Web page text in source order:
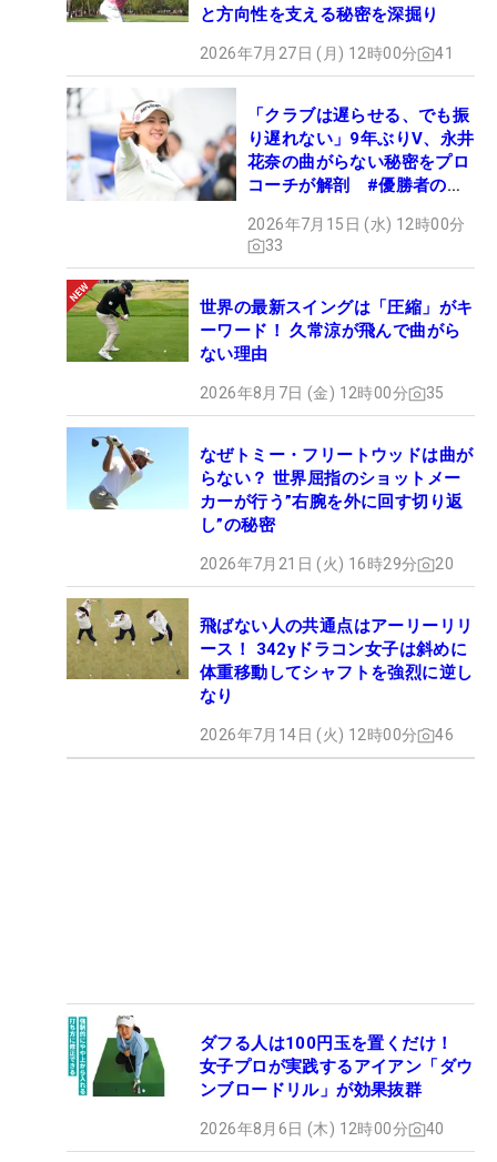
と方向性を支える秘密を深掘り
2026年7月27日 (月) 12時00分 41
「クラブは遅らせる、でも振
り遅れない」9年ぶりV、永井
花奈の曲がらない秘密をプロ
コーチが解剖 #優勝者のス
2026年7月15日 (水) 12時00分
33
世界の最新スイングは「圧縮」がキ
ーワード！ 久常涼が飛んで曲がら
ない理由
2026年8月7日 (金) 12時00分 35
なぜトミー・フリートウッドは曲が
らない？ 世界屈指のショットメー
カーが行う”右腕を外に回す切り返
し”の秘密
2026年7月21日 (火) 16時29分 20
飛ばない人の共通点はアーリーリリ
ース！ 342yドラコン女子は斜めに
体重移動してシャフトを強烈に逆し
なり
2026年7月14日 (火) 12時00分 46
ダフる人は100円玉を置くだけ！
女子プロが実践するアイアン「ダウ
ンブロードリル」が効果抜群
2026年8月6日 (木) 12時00分 40